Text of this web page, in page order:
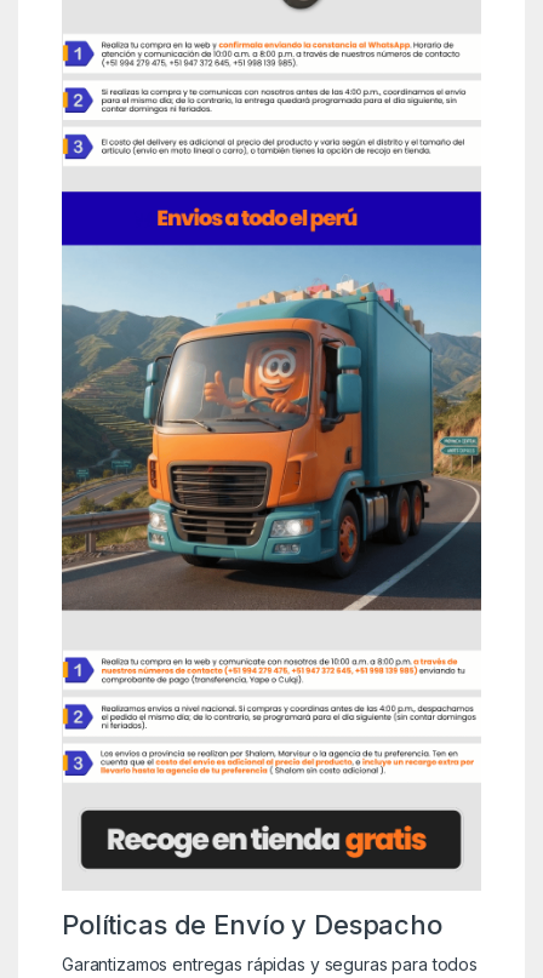
Políticas de Envío y Despacho
Garantizamos entregas rápidas y seguras para todos